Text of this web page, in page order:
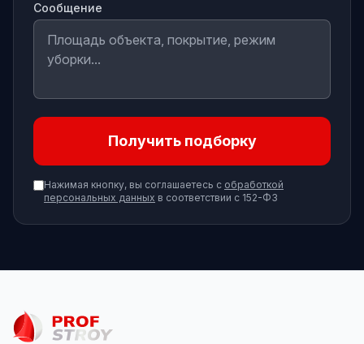
Сообщение
Получить подборку
Нажимая кнопку, вы соглашаетесь с обработкой
персональных данных в соответствии с 152-ФЗ